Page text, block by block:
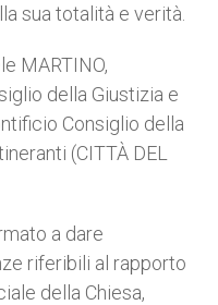
sua totalità e verità.
MARTINO,
della Giustizia e
Consiglio della
(CITTÀ DEL
a dare
riferibili al rapporto
della Chiesa,